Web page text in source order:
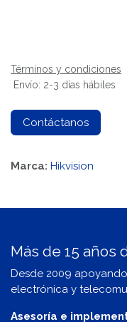
Términos y condiciones
Envío: 2-3 días hábiles
Contáctanos
Marca: Hikvision
Más de 15 años
Desde 2009
electrónica y
Asesoría e